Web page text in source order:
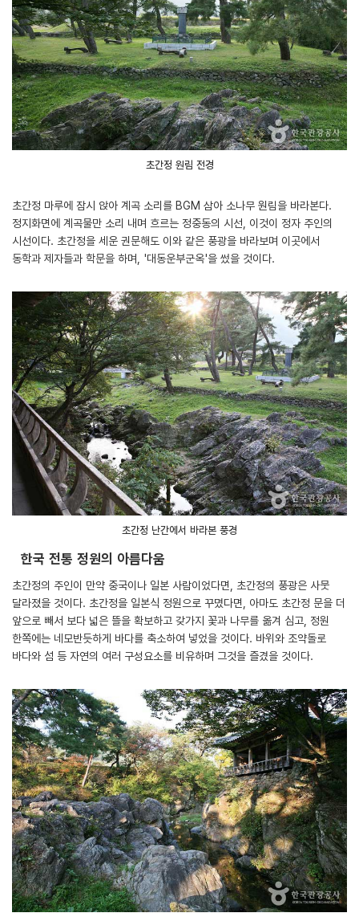
초간정 원림 전경
초간정 마루에 잠시 앉아 계곡 소리를 BGM 삼아 소나무 원림을 바라본다.
정지화면에 계곡물만 소리 내며 흐르는 정중동의 시선, 이것이 정자 주인의
시선이다. 초간정을 세운 권문해도 이와 같은 풍광을 바라보며 이곳에서
동학과 제자들과 학문을 하며, '대동운부군옥'을 썼을 것이다.
초간정 난간에서 바라본 풍경
한국 전통 정원의 아름다움
초간정의 주인이 만약 중국이나 일본 사람이었다면, 초간정의 풍광은 사뭇
달라졌을 것이다. 초간정을 일본식 정원으로 꾸몄다면, 아마도 초간정 문을 더
앞으로 빼서 보다 넓은 뜰을 확보하고 갖가지 꽃과 나무를 옮겨 심고, 정원
한쪽에는 네모반듯하게 바다를 축소하여 넣었을 것이다. 바위와 조약돌로
바다와 섬 등 자연의 여러 구성요소를 비유하며 그것을 즐겼을 것이다.